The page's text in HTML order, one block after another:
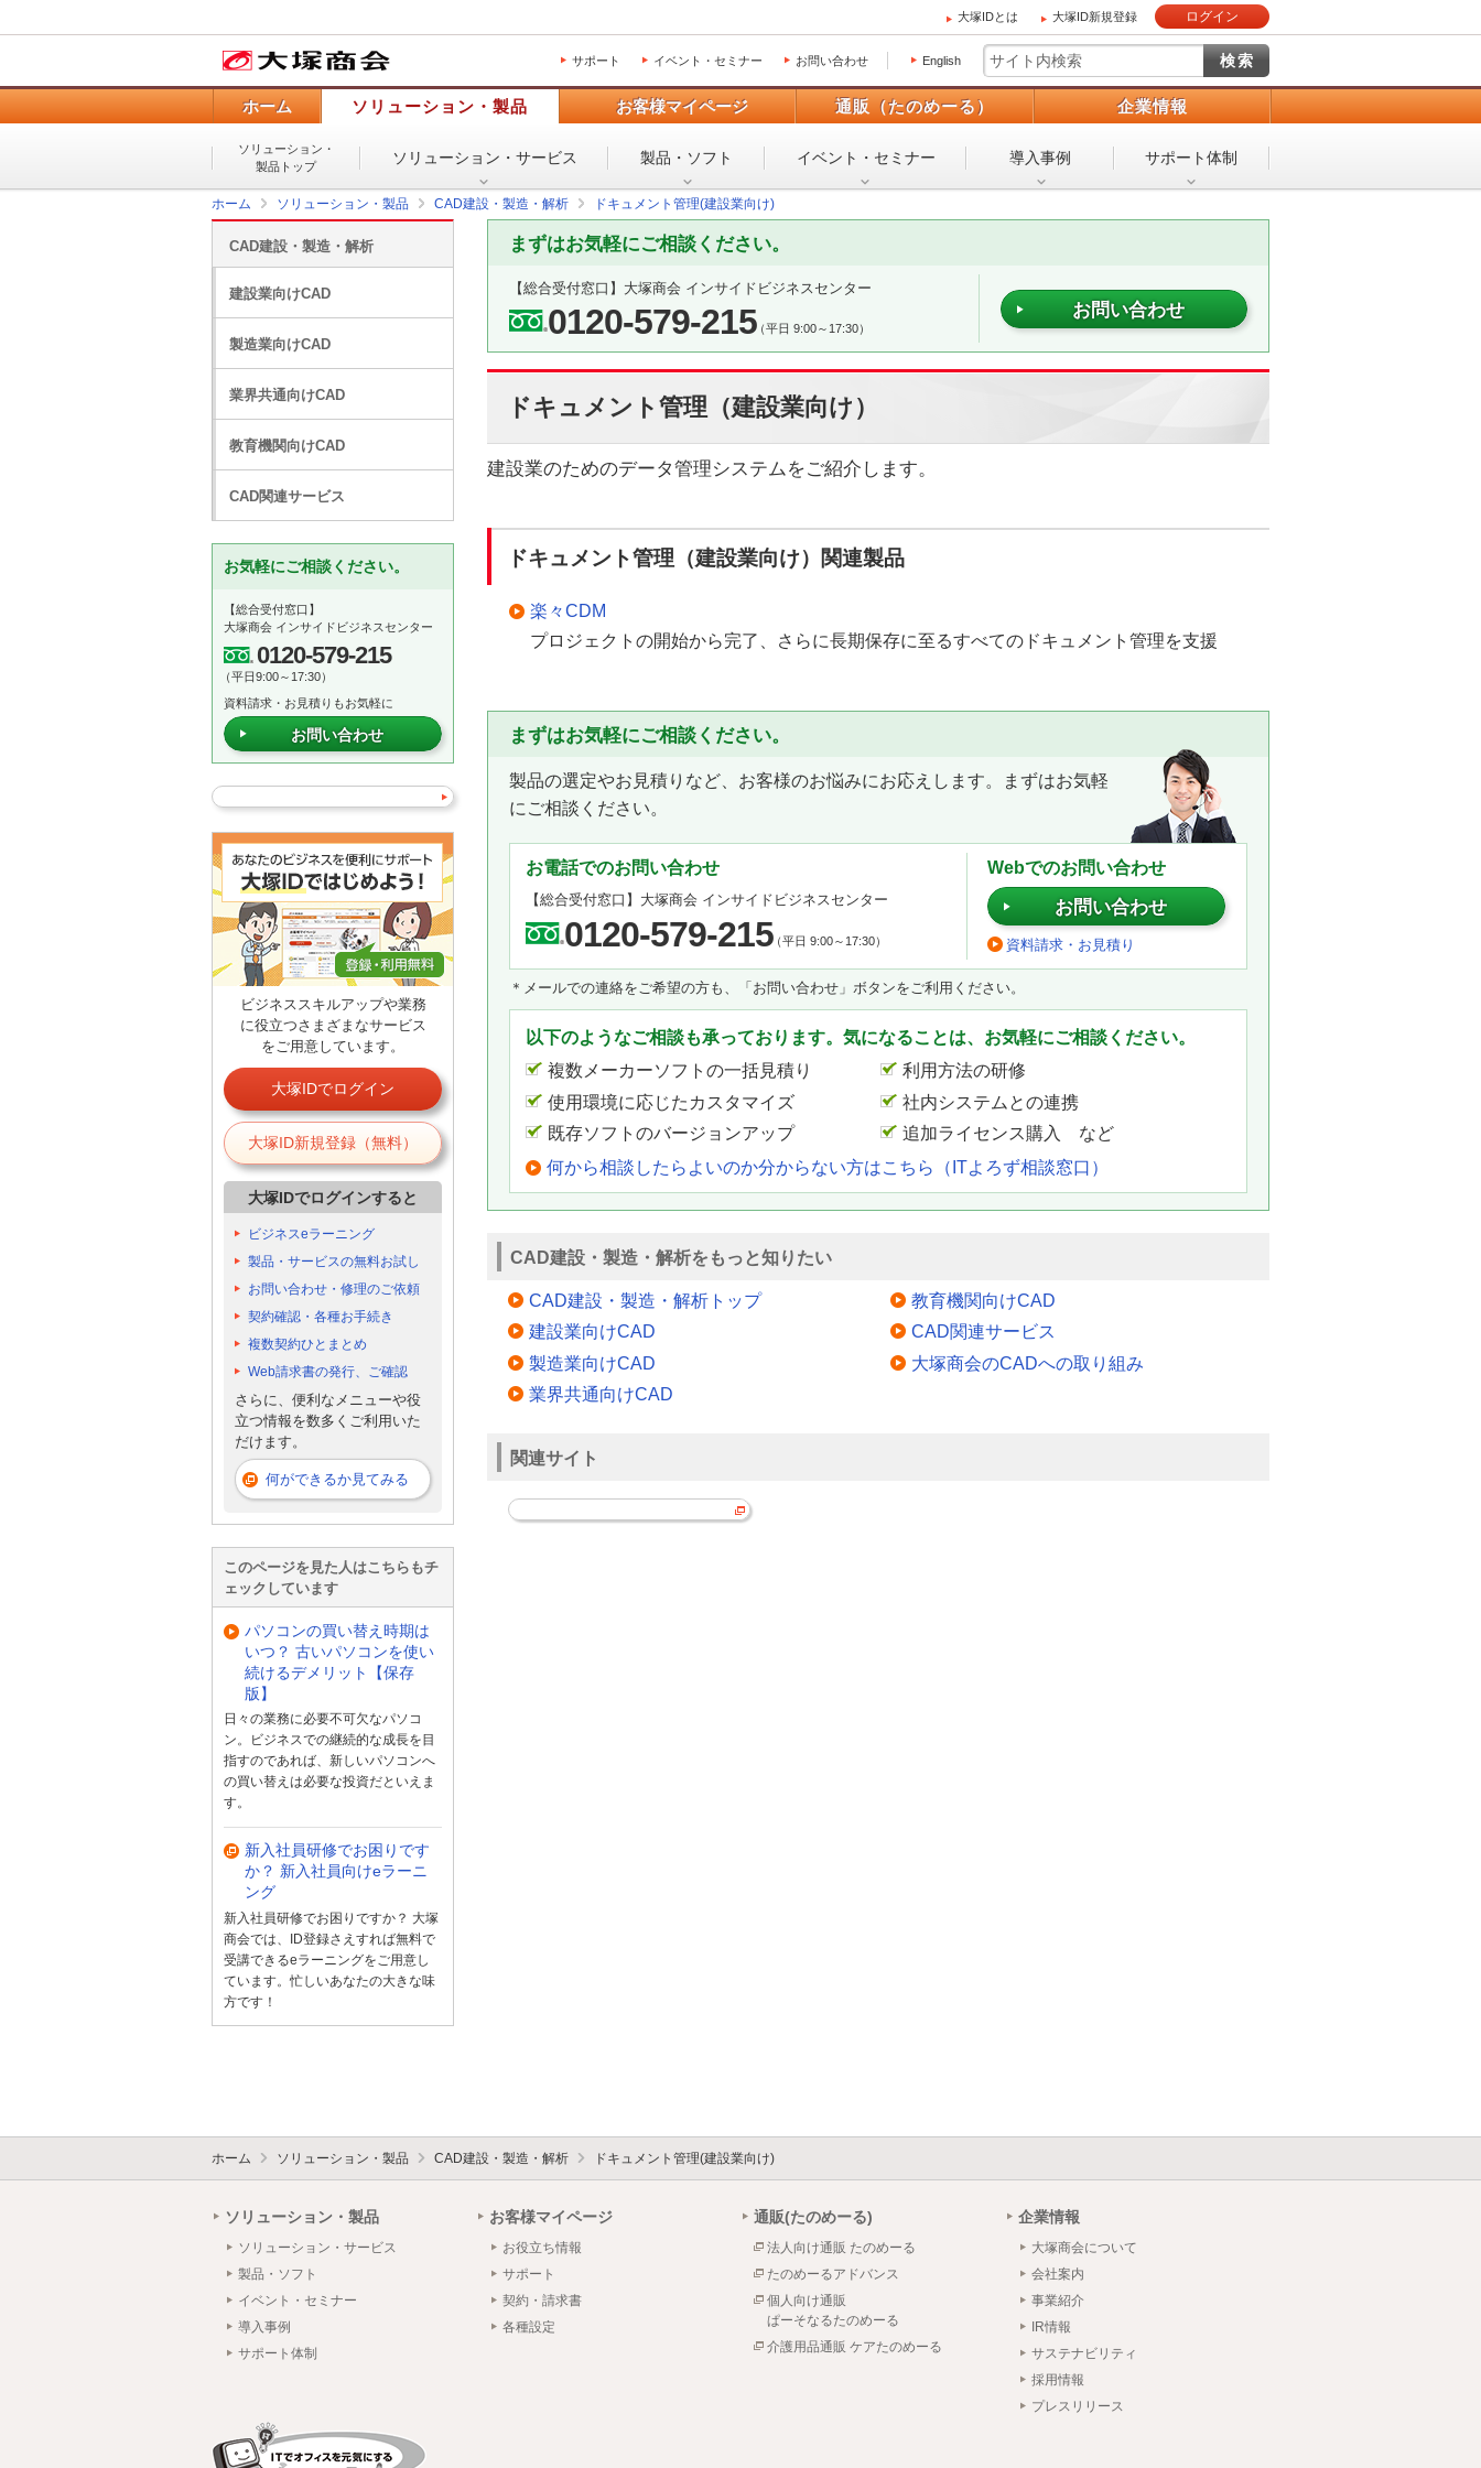
大塚IDとは 大塚ID新規登録 ログイン
サポート イベント・セミナー お問い合わせ English
ホーム ソリューション・製品 お客様マイページ 通販（たのめーる） 企業情報
ソリューション・
製品トップ
ソリューション・ サービス 製品・ソフト イベント・ セミナー 導入事例 サポート体制
ホーム ソリューション・製品 CAD建設・製造・解析 ドキュメント管理(建設業向け)
まずはお気軽にご相談ください。
【総合受付窓口】 大塚商会 インサイドビジネスセンター
0120-579-215（平日 9:00～17:30）
お問い合わせ
ドキュメント管理（建設業向け）
建設業のためのデータ管理システムをご紹介します。
ドキュメント管理（建設業向け）関連製品
楽々CDM
プロジェクトの開始から完了、さらに長期保存に至るすべてのドキュメント管理を支援
まずはお気軽にご相談ください。
製品の選定やお見積りなど、お客様のお悩みにお応えします。まずはお気軽
にご相談ください。
お電話でのお問い合わせ
【総合受付窓口】 大塚商会 インサイドビジネスセンター
0120-579-215（平日 9:00～17:30）
Webでのお問い合わせ
お問い合わせ
資料請求・お見積り
＊メールでの連絡をご希望の方も、「お問い合わせ」ボタンをご利用ください。
以下のようなご相談も承っております。気になることは、お気軽にご相談ください。
複数メーカーソフトの一括見積り
利用方法の研修
使用環境に応じたカスタマイズ
社内システムとの連携
既存ソフトのバージョンアップ
追加ライセンス購入 など
何から相談したらよいのか分からない方はこちら（ITよろず相談窓口）
CAD建設・製造・解析をもっと知りたい
CAD建設・製造・解析トップ
建設業向けCAD
製造業向けCAD
業界共通向けCAD
教育機関向けCAD
CAD関連サービス
大塚商会のCADへの取り組み
関連サイト
CAD建設・製造・解析
建設業向けCAD
製造業向けCAD
業界共通向けCAD
教育機関向けCAD
CAD関連サービス
お気軽にご相談ください。
【総合受付窓口】
大塚商会 インサイドビジネスセンター
0120-579-215
（平日9:00～17:30）
資料請求・お見積りもお気軽に
お問い合わせ
ビジネススキルアップや業務
に役立つさまざまなサービス
をご用意しています。
大塚IDでログイン
大塚ID新規登録（無料）
大塚IDでログインすると
ビジネスeラーニング
製品・サービスの無料お試し
お問い合わせ・修理のご依頼
契約確認・各種お手続き
複数契約ひとまとめ
Web請求書の発行、ご確認
さらに、便利なメニューや役
立つ情報を数多くご利用いた
だけます。
何ができるか見てみる
このページを見た人はこちらもチ
ェックしています
パソコンの買い替え時期は
いつ？ 古いパソコンを使い
続けるデメリット【保存
版】
日々の業務に必要不可欠なパソコ
ン。ビジネスでの継続的な成長を目
指すのであれば、新しいパソコンへ
の買い替えは必要な投資だといえま
す。
新入社員研修でお困りです
か？ 新入社員向けeラーニ
ング
新入社員研修でお困りですか？ 大塚
商会では、ID登録さえすれば無料で
受講できるeラーニングをご用意し
ています。忙しいあなたの大きな味
方です！
ホーム ソリューション・製品 CAD建設・製造・解析 ドキュメント管理(建設業向け)
ソリューション・製品
ソリューション・サービス
製品・ソフト
イベント・セミナー
導入事例
サポート体制
お客様マイページ
お役立ち情報
サポート
契約・請求書
各種設定
通販(たのめーる)
法人向け通販 たのめーる
たのめーるアドバンス
個人向け通販
ぱーそなるたのめーる
介護用品通販 ケアたのめーる
企業情報
大塚商会について
会社案内
事業紹介
IR情報
サステナビリティ
採用情報
プレスリリース